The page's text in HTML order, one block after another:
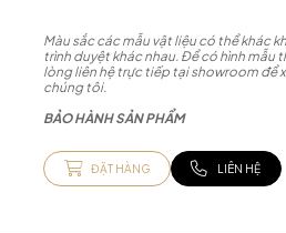
Màu sắc các mẫu vật liệu có thể khác
trình duyệt khác nhau. Để có hình mẫu
lòng liên hệ trực tiếp tại showroom để
chúng tôi.
BẢO HÀNH SẢN PHẨM
ĐẶT HÀNG LIÊN HỆ